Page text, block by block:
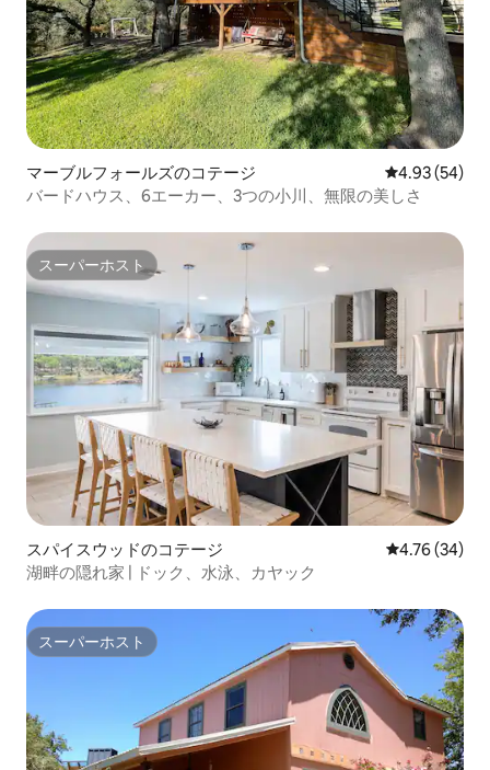
マーブルフォールズのコテージ レビュー54
4.93 (54)
バードハウス、6エーカー、3つの小川、無限の美しさ
スーパーホスト
スーパーホスト
スパイスウッドのコテージ レビュー34
4.76 (34)
湖畔の隠れ家 | ドック、水泳、カヤック
スーパーホスト
スーパーホスト